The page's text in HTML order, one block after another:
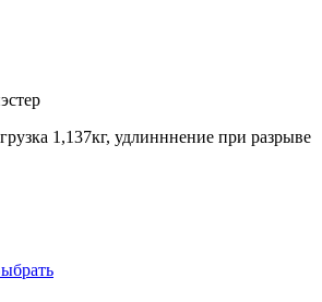
1,137кг, удлинннение при разрыве